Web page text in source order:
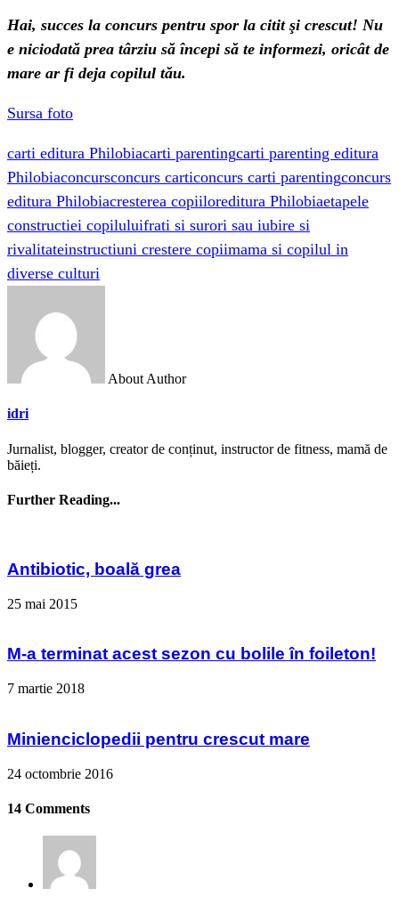
Hai, succes la concurs pentru spor la citit şi crescut! Nu
e niciodată prea târziu să începi să te informezi, oricât de
mare ar fi deja copilul tău.
Sursa foto
carti editura Philobiacarti parentingcarti parenting editura
Philobiaconcursconcurs carticoncurs carti parentingconcurs
editura Philobiacresterea copiiloreditura Philobiaetapele
constructiei copiluluifrati si surori sau iubire si
rivalitateinstructiuni crestere copiimama si copilul in
diverse culturi
About Author
idri
Jurnalist, blogger, creator de conținut, instructor de fitness, mamă de
băieți.
Further Reading...
Antibiotic, boală grea
25 mai 2015
M-a terminat acest sezon cu bolile în foileton!
7 martie 2018
Minienciclopedii pentru crescut mare
24 octombrie 2016
14 Comments